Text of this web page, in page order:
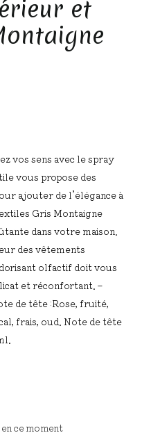
et
vos sens avec le spray
vous propose des
ajouter de l’élégance à
Gris Montaigne
dans votre maison.
des vêtements
olfactif doit vous
et réconfortant. –
de tête :Rose, fruité,
frais, oud. Note de tête
ce moment